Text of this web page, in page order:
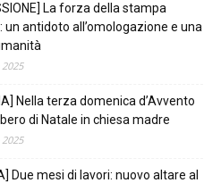
La forza della stampa
un antidoto all’omologazione e una
Nella terza domenica d’Avvento
di Natale in chiesa madre
Due mesi di lavori: nuovo altare al